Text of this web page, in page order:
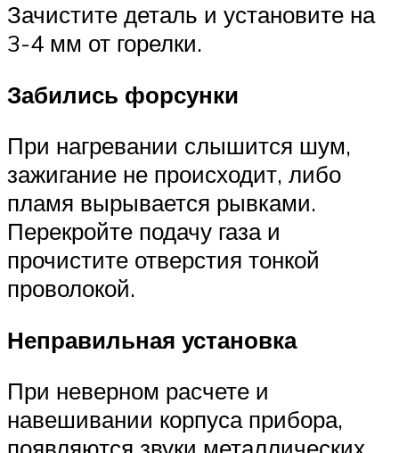
Зачистите деталь и установите на
3-4 мм от горелки.
Забились форсунки
При нагревании слышится шум,
зажигание не происходит, либо
пламя вырывается рывками.
Перекройте подачу газа и
прочистите отверстия тонкой
проволокой.
Неправильная установка
При неверном расчете и
навешивании корпуса прибора,